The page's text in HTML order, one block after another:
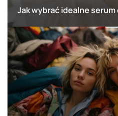
Jak wybrać idealne